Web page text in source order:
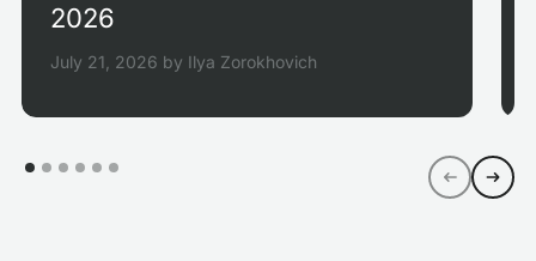
2026
July 21, 2026 by Ilya Zorokhovich